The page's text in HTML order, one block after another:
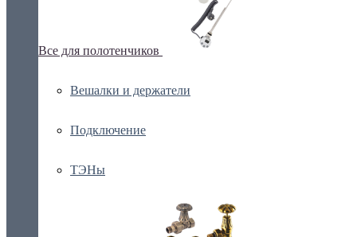
Все для полотенчиков
Вешалки и держатели
Подключение
ТЭНы